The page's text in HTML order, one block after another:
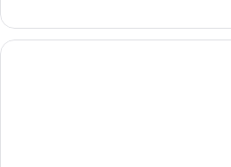
básica,
habitación